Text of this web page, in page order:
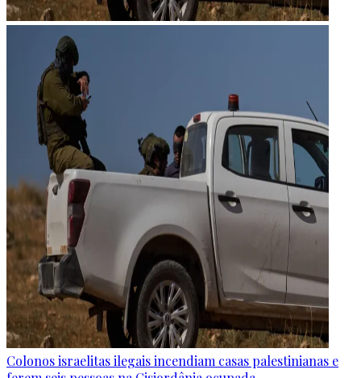
Colonos israelitas ilegais incendiam casas palestinianas e